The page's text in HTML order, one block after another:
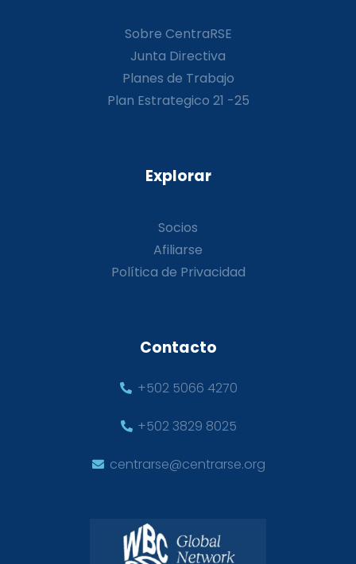
Sobre CentraRSE
Junta Directiva
Planes de Trabajo
Plan Estrategico 21 -25
Explorar
Socios
Afiliarse
Política de Privacidad
Contacto
+502 5066 4270
+502 3829 8025
centrarse@centrarse.org